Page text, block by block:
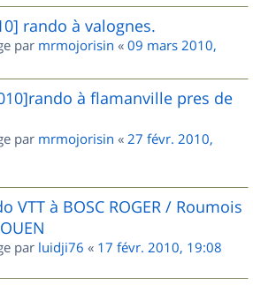
rando à valognes.
par mrmojorisin « 09 mars 2010,
à flamanville pres de
par mrmojorisin « 27 févr. 2010,
VTT à BOSC ROGER / Roumois
par luidji76 « 17 févr. 2010, 19:08